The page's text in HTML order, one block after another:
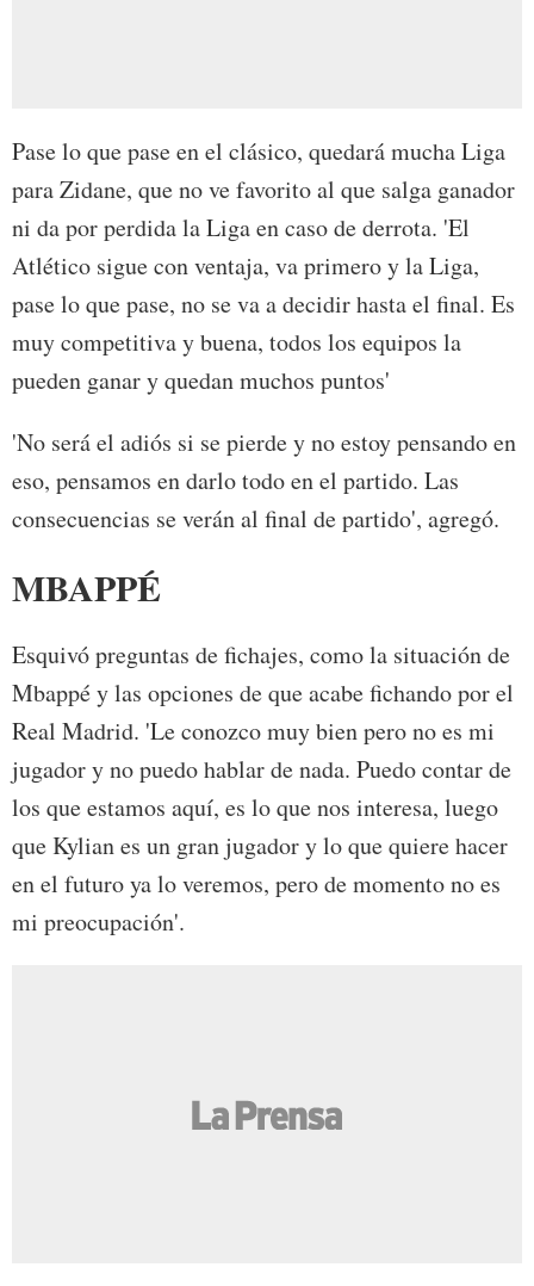
Pase lo que pase en el clásico, quedará mucha Liga
para Zidane, que no ve favorito al que salga ganador
ni da por perdida la Liga en caso de derrota. 'El
Atlético sigue con ventaja, va primero y la Liga,
pase lo que pase, no se va a decidir hasta el final. Es
muy competitiva y buena, todos los equipos la
pueden ganar y quedan muchos puntos'
'No será el adiós si se pierde y no estoy pensando en
eso, pensamos en darlo todo en el partido. Las
consecuencias se verán al final de partido', agregó.
MBAPPÉ
Esquivó preguntas de fichajes, como la situación de
Mbappé y las opciones de que acabe fichando por el
Real Madrid. 'Le conozco muy bien pero no es mi
jugador y no puedo hablar de nada. Puedo contar de
los que estamos aquí, es lo que nos interesa, luego
que Kylian es un gran jugador y lo que quiere hacer
en el futuro ya lo veremos, pero de momento no es
mi preocupación'.